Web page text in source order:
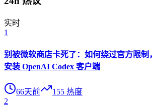
实时
1
别被微软商店卡死了：如何绕过官方限制
安装 OpenAI Codex 客户端
66天前 155 热度
2